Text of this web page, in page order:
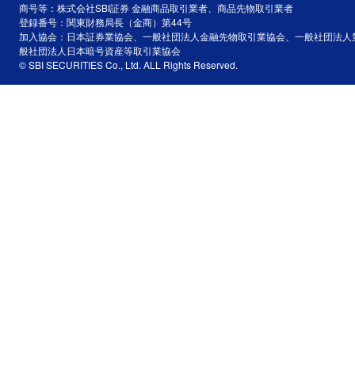
商号等：株式会社SBI証券 金融商品取引業者、商品先物取引業者
登録番号：関東財務局長（金商）第44号
加入協会：日本証券業協会、一般社団法人金融先物取引業協会、一般社団法
般社団法人日本暗号資産等取引業協会
© SBI SECURITIES Co., Ltd. ALL Rights Reserved.